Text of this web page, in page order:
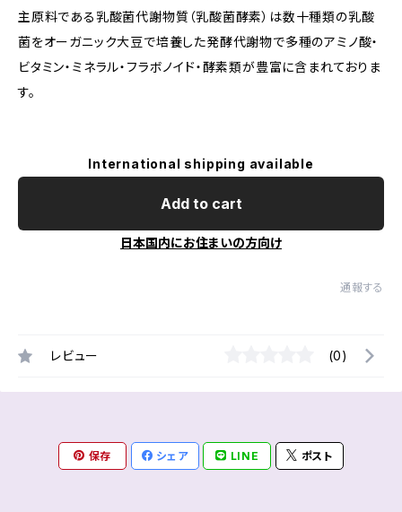
主原料である乳酸菌代謝物質（乳酸菌酵素）は数十種類の乳酸
菌をオーガニック大豆で培養した発酵代謝物で多種のアミノ酸・
ビタミン・ミネラル・フラボノイド・酵素類が豊富に含まれておりま
す。
International shipping available
Add to cart
日本国内にお住まいの方向け
通報する
レビュー (0)
保存 シェア LINE ポスト